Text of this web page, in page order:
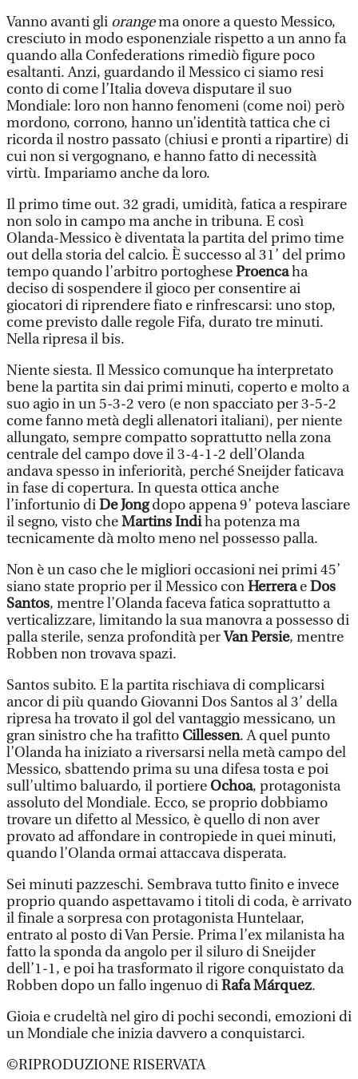
Vanno avanti gli orangema onore a questo Messico,
cresciuto in modo esponenziale rispetto a un anno fa
quando alla Confederations rimediò figure poco
esaltanti. Anzi, guardando il Messico ci siamo resi
conto di come l’Italia doveva disputare il suo
Mondiale: loro non hanno fenomeni (come noi) però
mordono, corrono, hanno un’identità tattica che ci
ricorda il nostro passato (chiusi e pronti a ripartire) di
cui non si vergognano, e hanno fatto di necessità
virtù. Impariamo anche da loro.
Il primo time out. 32 gradi, umidità, fatica a respirare
non solo in campo ma anche in tribuna. E così
Olanda-Messico è diventata la partita del primo time
out della storia del calcio. È successo al 31’ del primo
tempo quando l’arbitro portogheseProencaha
deciso di sospendere il gioco per consentire ai
giocatori di riprendere fiato e rinfrescarsi: uno stop,
come previsto dalle regole Fifa, durato tre minuti.
Nella ripresa il bis.
Niente siesta. Il Messico comunque ha interpretato
bene la partita sin dai primi minuti, coperto e molto a
suo agio in un 5-3-2 vero (e non spacciato per 3-5-2
come fanno metà degli allenatori italiani), per niente
allungato, sempre compatto soprattutto nella zona
centrale del campo dove il 3-4-1-2 dell’Olanda
andava spesso in inferiorità, perché Sneijder faticava
in fase di copertura. In questa ottica anche
l’infortunio diDe Jongdopo appena 9’ poteva lasciare
il segno, visto cheMartins Indiha potenza ma
tecnicamente dà molto meno nel possesso palla.
Non è un caso che le migliori occasioni nei primi 45’
siano state proprio per il Messico conHerreraeDos
Santos, mentre l’Olanda faceva fatica soprattutto a
verticalizzare, limitando la sua manovra a possesso di
palla sterile, senza profondità perVan Persie, mentre
Robben non trovava spazi.
Santos subito. E la partita rischiava di complicarsi
ancor di più quando Giovanni Dos Santos al 3’ della
ripresa ha trovato il gol del vantaggio messicano, un
gran sinistro che ha trafitto Cillessen. A quel punto
l’Olanda ha iniziato a riversarsi nella metà campo del
Messico, sbattendo prima su una difesa tosta e poi
sull’ultimo baluardo, il portiere Ochoa, protagonista
assoluto del Mondiale. Ecco, se proprio dobbiamo
trovare un difetto al Messico, è quello di non aver
provato ad affondare in contropiede in quei minuti,
quando l’Olanda ormai attaccava disperata.
Sei minuti pazzeschi. Sembrava tutto finito e invece
proprio quando aspettavamo i titoli di coda, è arrivato
il finale a sorpresa con protagonista Huntelaar,
entrato al posto di Van Persie. Prima l’ex milanista ha
fatto la sponda da angolo per il siluro di Sneijder
dell’1-1, e poi ha trasformato il rigore conquistato da
Robben dopo un fallo ingenuo diRafa Márquez.
Gioia e crudeltà nel giro di pochi secondi, emozioni di
un Mondiale che inizia davvero a conquistarci.
©RIPRODUZIONE RISERVATA